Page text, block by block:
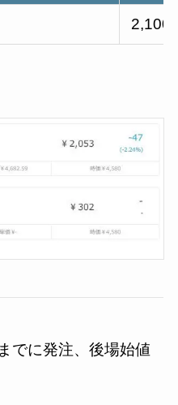
2,100
でに発注、後場始値